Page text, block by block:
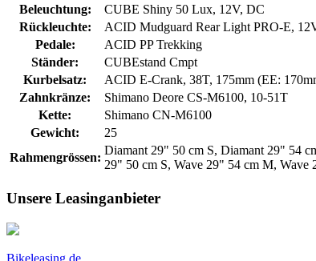
Beleuchtung:
CUBE Shiny 50 Lux, 12V, DC
Rückleuchte:
ACID Mudguard Rear Light PRO-E,
Pedale:
ACID PP Trekking
Ständer:
CUBEstand Cmpt
Kurbelsatz:
ACID E-Crank, 38T, 175mm (EE:
Zahnkränze:
Shimano Deore CS-M6100, 10-51T
Kette:
Shimano CN-M6100
Gewicht:
25
Rahmengrössen:
Diamant 29" 50 cm S, Diamant 29" 54
29" 50 cm S, Wave 29" 54 cm M, Wave
Unsere Leasinganbieter
Bikeleasing.de